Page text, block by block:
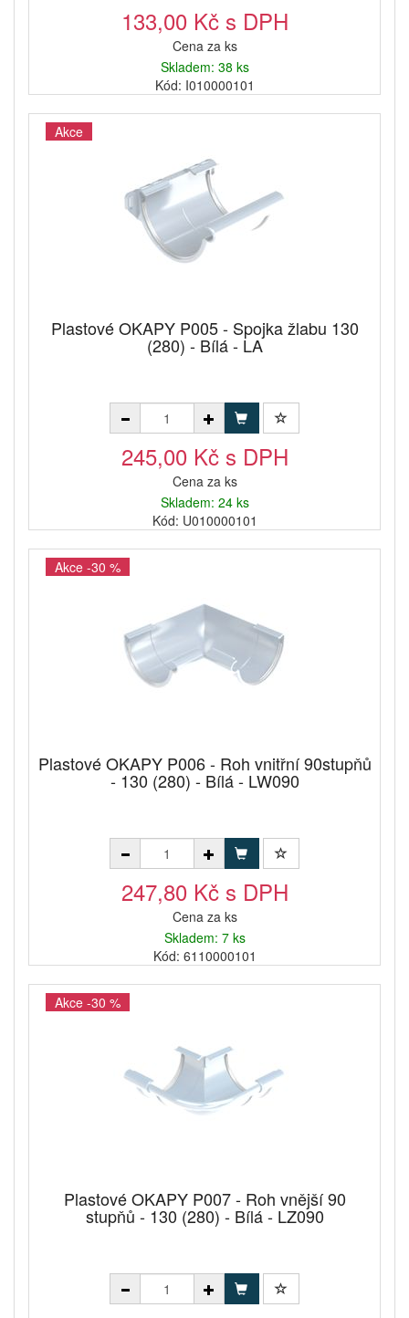
133,00 Kč s DPH
Cena za ks
Skladem: 38 ks
Kód: I010000101
Akce
Plastové OKAPY P005 - Spojka žlabu 130
(280) - Bílá - LA
245,00 Kč s DPH
Cena za ks
Skladem: 24 ks
Kód: U010000101
Akce -30 %
Plastové OKAPY P006 - Roh vnitřní 90stupňů
- 130 (280) - Bílá - LW090
247,80 Kč s DPH
Cena za ks
Skladem: 7 ks
Kód: 6110000101
Akce -30 %
Plastové OKAPY P007 - Roh vnější 90
stupňů - 130 (280) - Bílá - LZ090